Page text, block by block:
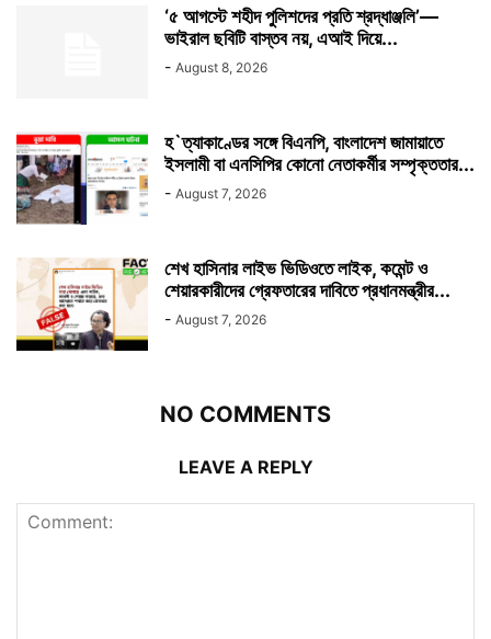
‘৫ আগস্টে শহীদ পুলিশদের প্রতি শ্রদ্ধাঞ্জলি’—
ভাইরাল ছবিটি বাস্তব নয়, এআই দিয়ে...
- August 8, 2026
হ`ত্যাকাণ্ডের সঙ্গে বিএনপি, বাংলাদেশ জামায়াতে
ইসলামী বা এনসিপির কোনো নেতাকর্মীর সম্পৃক্ততার...
- August 7, 2026
শেখ হাসিনার লাইভ ভিডিওতে লাইক, কমেন্ট ও
শেয়ারকারীদের গ্রেফতারের দাবিতে প্রধানমন্ত্রীর...
- August 7, 2026
NO COMMENTS
LEAVE A REPLY